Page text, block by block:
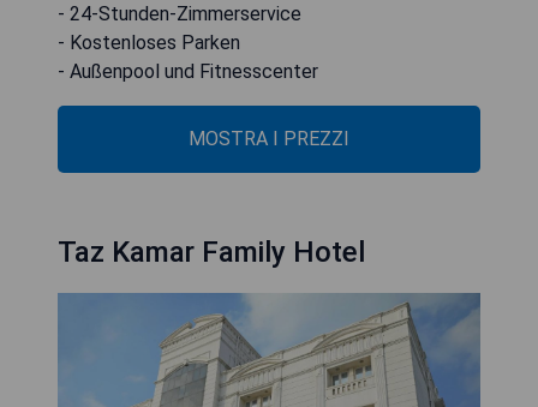
- 24-Stunden-Zimmerservice
- Kostenloses Parken
- Außenpool und Fitnesscenter
MOSTRA I PREZZI
Taz Kamar Family Hotel